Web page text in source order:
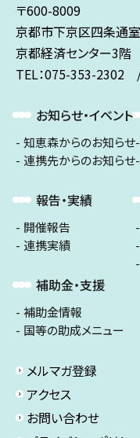
〒600-8009
京都市下京区四条通
京都経済センター3階
TEL：075-353-2302
お知らせ・イベント
知恵森からのお知らせ
連携先からのお知らせ
報告・実績
開催報告
連携実績
補助金・支援
補助金情報
国等の助成メニュー
メルマガ登録
アクセス
お問い合わせ